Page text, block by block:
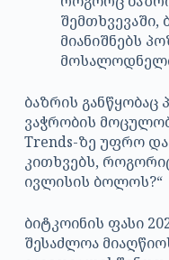
შემთხვევაში,
მიანიშნებს
ბაზრის განწყობაც
ვაჭრობის
Trends-ზე უფრო
კითხვებს,
ივლისის ბოლოს?“
ბიტკოინის ფასი
შესაძლოა